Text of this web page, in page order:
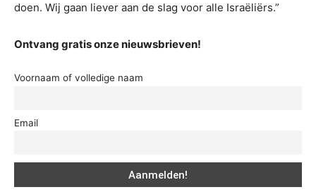
doen. Wij gaan liever aan de slag voor alle Israëliërs.”
Ontvang gratis onze nieuwsbrieven!
Voornaam of volledige naam
Email